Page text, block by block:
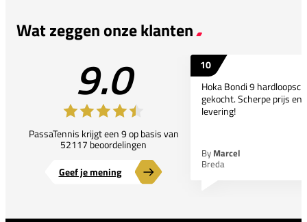
Wat zeggen onze klanten
9.0
PassaTennis krijgt een 9 op basis van
52117 beoordelingen
Geef je mening
10
Hoka Bondi 9
gekocht. Scherpe prijs en
levering!
By Marcel
Breda